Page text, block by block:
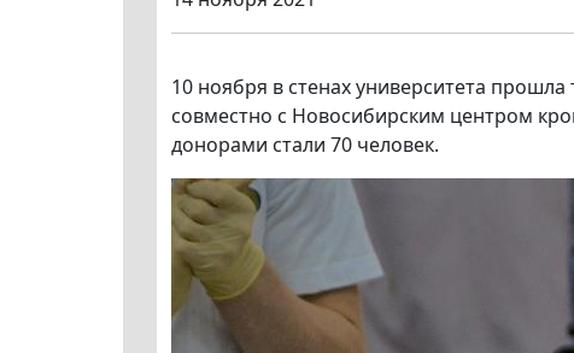
10 ноября в стенах университета
совместно с Новосибирским центром
донорами стали 70 человек.